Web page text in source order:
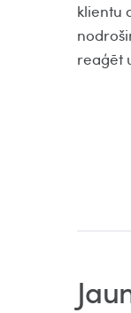
klientu
reaģēt